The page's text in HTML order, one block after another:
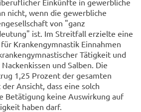
nicht, wenn die gewerbliche
von "ganz
ist. Im Streitfall erzielte eine
Krankengymnastik Einnahmen
Tätigkeit und
und Salben. Die
1,25 Prozent der gesamten
Ansicht, dass eine solch
Betätigung keine Auswirkung auf
haben darf.